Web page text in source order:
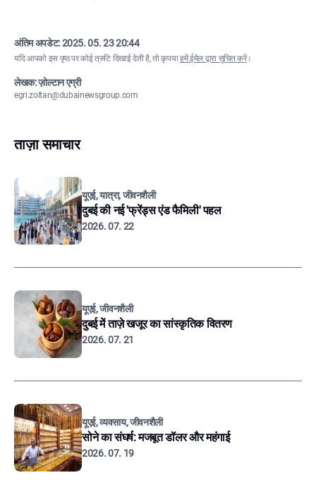
अंतिम अपडेट:2025. 05. 23 20:44
यदि आपको इस पृष्ठ पर कोई त्रुटि दिखाई देती है, तो कृपयाहमें ईमेल द्वारा सूचित करें।
लेखक: ज़ोल्टान एग्री
egri.zoltan@dubainewsgroup.com
ताज़ा समाचार
यूएई, यात्रा, जीवनशैली
दुबई की नई 'फ्रेंड्स एंड फैमिली' पहल
2026. 07. 22
यूएई, जीवनशैली
दुबई में ताज़े खजूर का सांस्कृतिक वितरण
2026. 07. 21
यूएई, व्यवसाय, जीवनशैली
सोने का संघर्ष: मजबूत डॉलर और महंगाई
2026. 07. 19